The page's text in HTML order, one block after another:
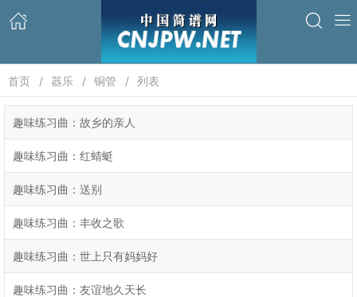
首页 器乐 铜管 列表
趣味练习曲：故乡的亲人
趣味练习曲：红蜻蜓
趣味练习曲：送别
趣味练习曲：丰收之歌
趣味练习曲：世上只有妈妈好
趣味练习曲：友谊地久天长